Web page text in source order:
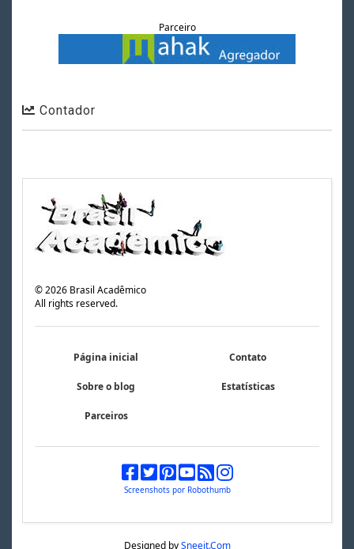
Parceiro
Contador
©2026 Brasil Acadêmico
All rights reserved.
Página inicial Contato
Sobre o blog Estatísticas
Parceiros
Screenshots por Robothumb
Designed bySneeit.Com